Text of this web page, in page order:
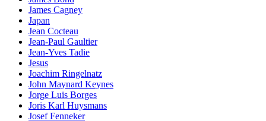
James Cagney
Japan
Jean Cocteau
Jean-Paul Gaultier
Jean-Yves Tadie
Jesus
Joachim Ringelnatz
John Maynard Keynes
Jorge Luis Borges
Joris Karl Huysmans
Josef Fenneker